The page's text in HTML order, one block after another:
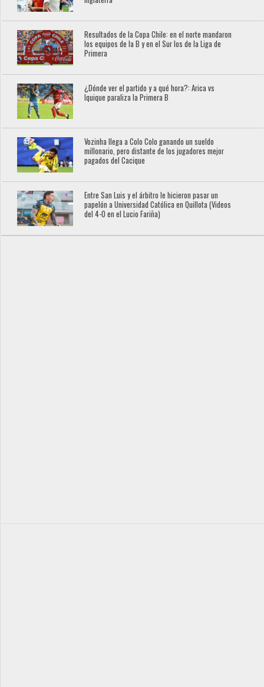
Resultados de la Copa Chile: en el norte mandaron
los equipos de la B y en el Sur los de la Liga de
Primera
¿Dónde ver el partido y a qué hora?: Arica vs
Iquique paraliza la Primera B
Vozinha llega a Colo Colo ganando un sueldo
millonario, pero distante de los jugadores mejor
pagados del Cacique
Entre San Luis y el árbitro le hicieron pasar un
papelón a Universidad Católica en Quillota (Videos
del 4-0 en el Lucio Fariña)